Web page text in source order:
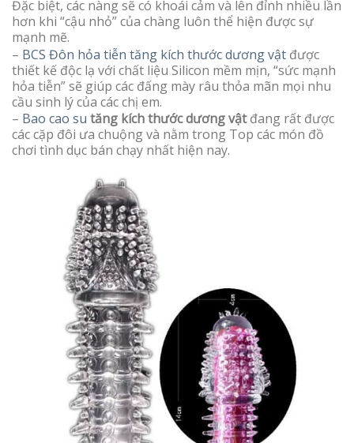
Đặc biệt, các nàng sẽ có khoái cảm và lên đỉnh nhiều lần
hơn khi “cậu nhỏ” của chàng luôn thể hiện được sự
mạnh mẽ.
– BCS Đôn hỏa tiễn tăng kích thước dương vật được
thiết kế độc lạ với chất liệu Silicon mềm mịn, “sức mạnh
hỏa tiễn” sẽ giúp các đấng mày râu thỏa mãn mọi nhu
cầu sinh lý của các chị em.
– Bao cao su tăng kích thước dương vậtđang rất được
các cặp đôi ưa chuộng và nằm trong Top các món đồ
chơi tình dục bán chạy nhất hiện nay.